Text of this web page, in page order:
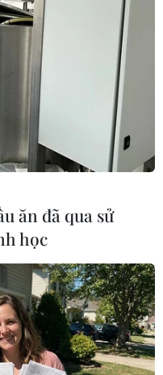
thúc tốt đẹp
đã rời thủ đô La
ăn đã qua sử
học